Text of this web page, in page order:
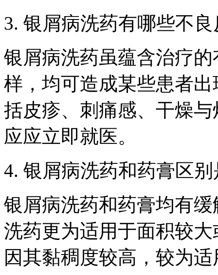
3. 银屑病洗药有哪些不
银屑病洗药虽蕴含治疗
样，均可造成某些患者
括皮疹、刺痛感、干燥
应应立即就医。
4. 银屑病洗药和药膏区
银屑病洗药和药膏均有
洗药更为适用于面积较
因其黏稠度较高，较为